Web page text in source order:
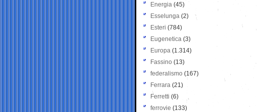
Energia (45)
Esselunga (2)
Esteri (784)
Eugenetica (3)
Europa (1.314)
Fassino (13)
federalismo (167)
Ferrara (21)
Ferretti (6)
ferrovie (133)